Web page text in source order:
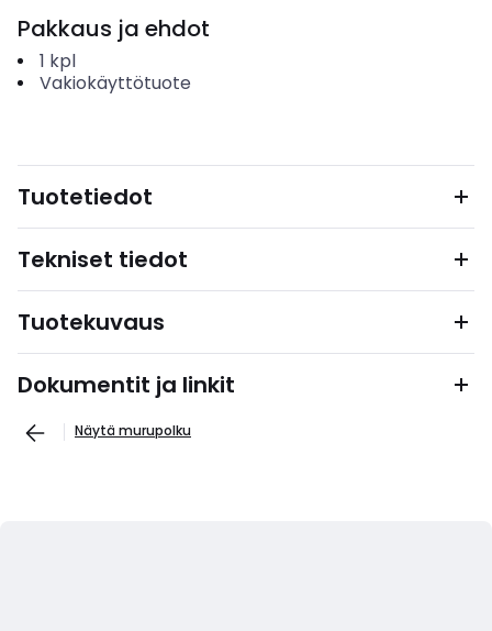
Pakkaus ja ehdot
1 kpl
Vakiokäyttötuote
Tuotetiedot
Tekniset tiedot
Tuotekuvaus
Dokumentit ja linkit
Näytä murupolku